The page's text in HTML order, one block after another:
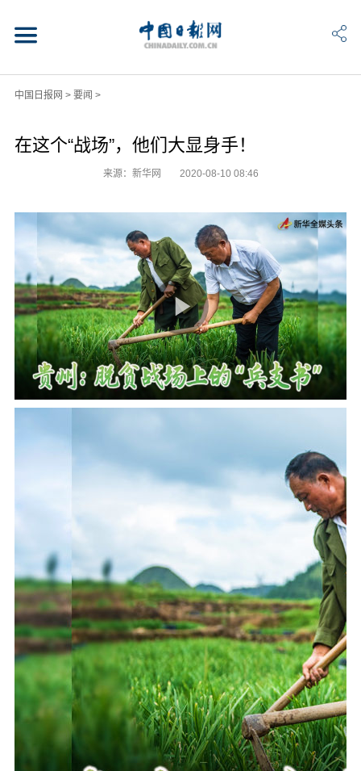
中国日报网 > 要闻 >
在这个“战场”，他们大显身手！
来源：新华网 2020-08-10 08:46